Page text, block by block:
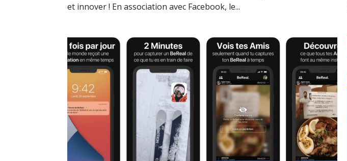
et innover ! En association avec Facebook, le...